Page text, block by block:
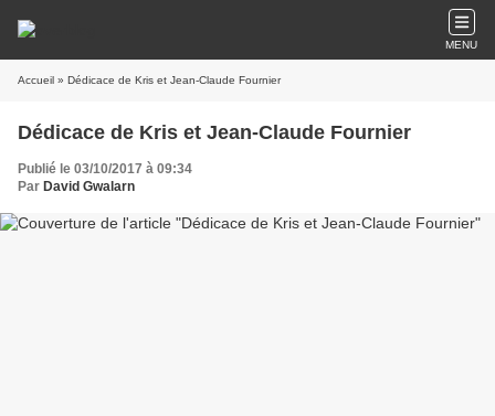
MENU
Accueil » Dédicace de Kris et Jean-Claude Fournier
Dédicace de Kris et Jean-Claude Fournier
Publié le 03/10/2017 à 09:34
Par David Gwalarn